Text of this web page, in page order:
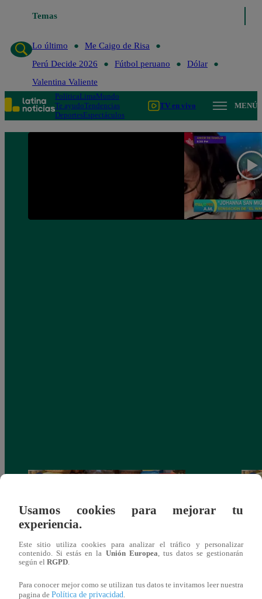
Temas
Lo último
Me Caigo de Risa
Perú Decide 2026
Fútbol peruano
Dólar
Valentina Valiente
PolíticaLimaMundo
Te ayudoTendencias
DeportesEspectáculos
TV en vivo MENÚ
Mujeres al Mando – Viernes 25 de febrero
del 2022 – Programa completo
Usamos cookies para mejorar tu
experiencia.
Este sitio utiliza cookies para analizar el tráfico y personalizar
contenido. Si estás en la Unión Europea , tus datos se gestionarán
según el RGPD
Para conocer mejor como se utilizan tus datos te invitamos leer nuestra
pagina de Política de privacidad